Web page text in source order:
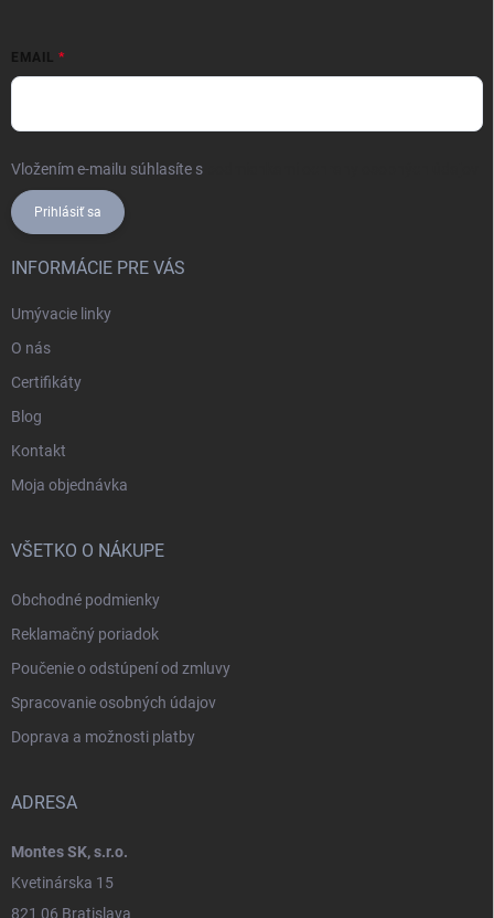
EMAIL
Vložením e-mailu súhlasíte s
Prihlásiť sa
INFORMÁCIE PRE VÁS
Umývacie linky
O nás
Certifikáty
Blog
Kontakt
Moja objednávka
VŠETKO O NÁKUPE
Obchodné podmienky
Reklamačný poriadok
Poučenie o odstúpení od zmluvy
Spracovanie osobných údajov
Doprava a možnosti platby
ADRESA
Montes SK, s.r.o.
Kvetinárska 15
821 06 Bratislava